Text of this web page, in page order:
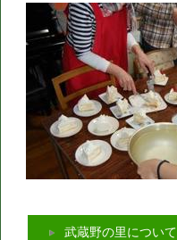
武蔵野の里について